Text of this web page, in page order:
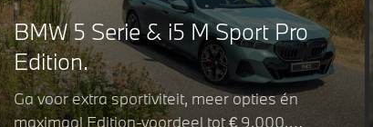
BMW 5 Serie & i5 M Sport Pro
Edition.
Ga voor extra sportiviteit, meer opties én
maximaal Edition-voordeel tot € 9.000.